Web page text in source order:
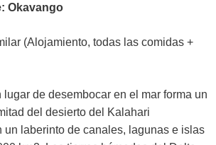
Okavango
(Alojamiento, todas las comidas +
lugar de desembocar en el mar forma un
del desierto del Kalahari
un laberinto de canales, lagunas e islas